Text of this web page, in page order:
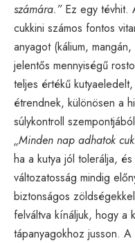
számára.”Ez egy tévhit.
cukkini számos fontos
anyagot (kálium,
jelentős mennyiségű
teljes értékű
étrendnek, különösen a
súlykontroll
„Minden nap adhatok
ha a kutya jól tolerálja,
változatosság mindig
biztonságos
felváltva kínáljuk, hogy a
tápanyagokhoz jusson.